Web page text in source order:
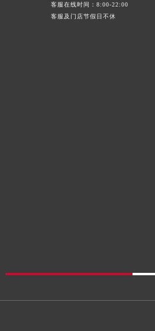
客服在线时间：8:00-22:00
客服及门店节假日不休